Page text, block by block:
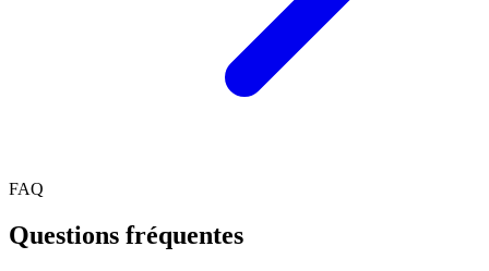
FAQ
Questions fréquentes